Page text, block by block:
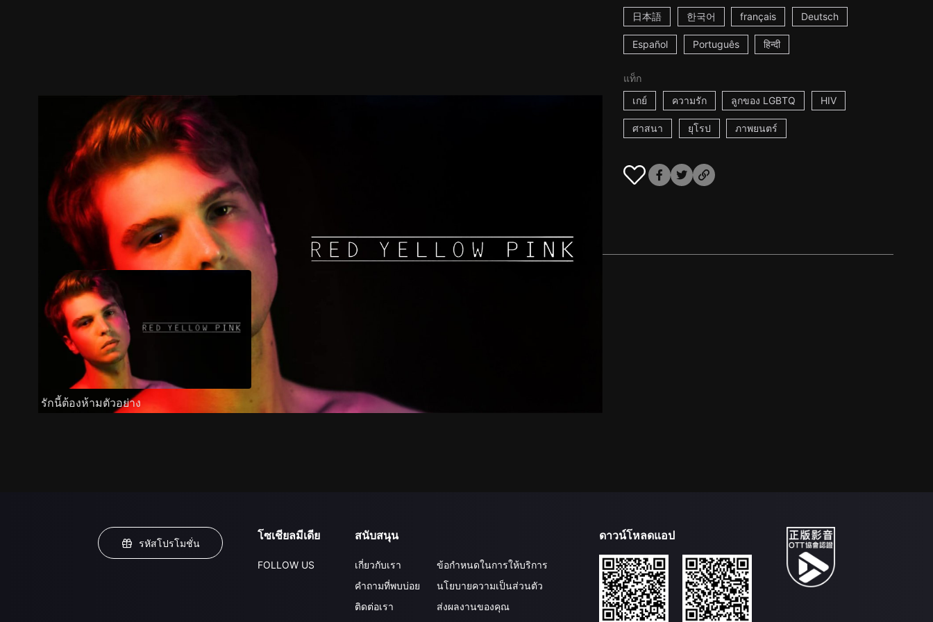
日本語 한국어 français Deutsch
Español Português हिन्दी
แท็ก
เกย์
ความรัก ลูกของ LGBTQ HIV
ศาสนา ยุโรป ภาพยนตร์
ตัวอย่าง ภาพนิ่ง เนื้อหาที่แนะนำ รายละเอียด
รักนี้ต้องห้ามตัวอย่าง
รหัสโปรโมชั่น
โซเชียลมีเดีย
FOLLOW US
สนับสนุน
เกี่ยวกับเรา
คำถามที่พบบ่อย
ติดต่อเรา
ข้อกำหนดในการให้บริการ
นโยบายความเป็นส่วนตัว
ส่งผลงานของคุณ
ดาวน์โหลดแอป